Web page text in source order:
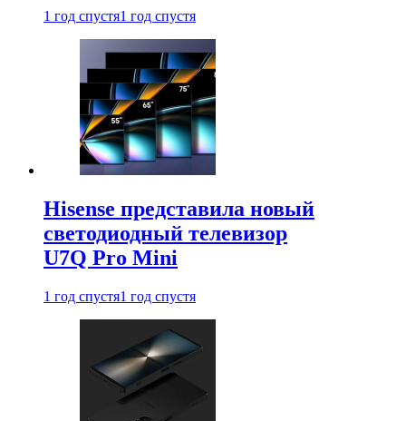
1 год спустя1 год спустя
Hisense представила новый
светодиодный телевизор
U7Q Pro Mini
1 год спустя1 год спустя